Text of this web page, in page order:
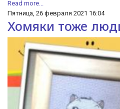
Read more...
Пятница, 26 февраля 2021 16:04
Хомяки тоже